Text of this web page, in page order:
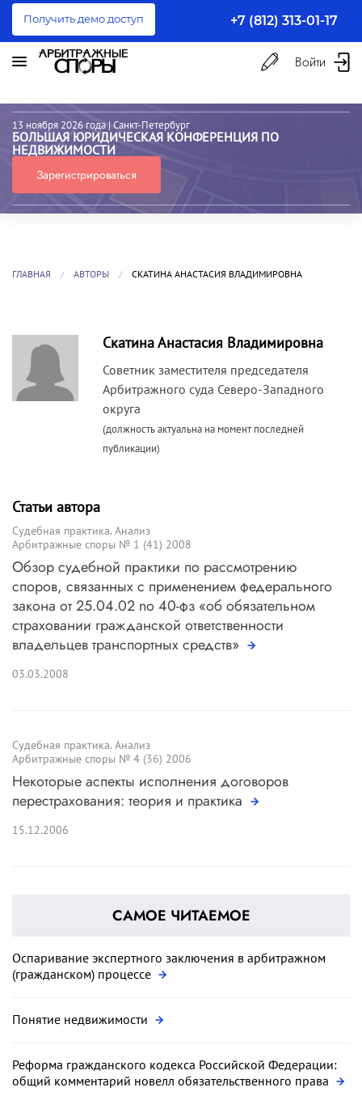
Получить демо доступ +7 (812) 313-01-17
Войти
13 ноября 2026 года | Санкт-Петербург
БОЛЬШАЯ ЮРИДИЧЕСКАЯ КОНФЕРЕНЦИЯ ПО
НЕДВИЖИМОСТИ
Зарегистрироваться
ГЛАВНАЯ АВТОРЫ СКАТИНА АНАСТАСИЯ ВЛАДИМИРОВНА
Скатина Анастасия Владимировна
Советник заместителя председателя
Арбитражного суда Северо-Западного
округа
(должность актуальна на момент последней
публикации)
Статьи автора
Судебная практика. Анализ
Арбитражные споры № 1 (41) 2008
Обзор судебной практики по рассмотрению
споров, связанных с применением федерального
закона от 25.04.02 no 40-фз «об обязательном
страховании гражданской ответственности
владельцев транспортных средств»
03.03.2008
Судебная практика. Анализ
Арбитражные споры № 4 (36) 2006
Некоторые аспекты исполнения договоров
перестрахования: теория и практика
15.12.2006
САМОЕ ЧИТАЕМОЕ
Оспаривание экспертного заключения в арбитражном
(гражданском) процессе
Понятие недвижимости
Реформа гражданского кодекса Российской Федерации:
общий комментарий новелл обязательственного права